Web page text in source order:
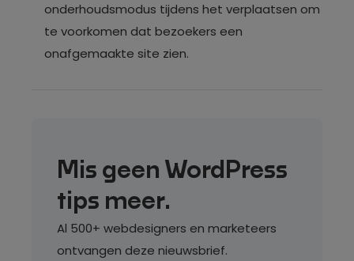
onderhoudsmodus tijdens het verplaatsen om
te voorkomen dat bezoekers een
onafgemaakte site zien.
Mis geen WordPress
tips meer.
Al 500+ webdesigners en marketeers
ontvangen deze nieuwsbrief.